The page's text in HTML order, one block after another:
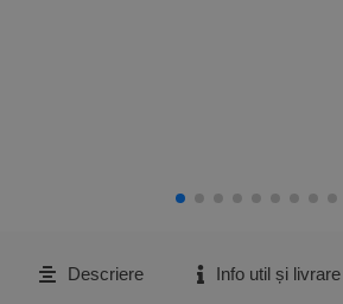
Descriere Info util și livrare